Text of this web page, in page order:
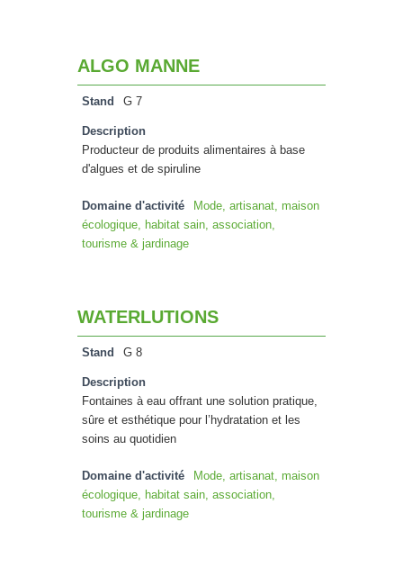
ALGO MANNE
Stand G 7
Description
Producteur de produits alimentaires à base
d'algues et de spiruline
Domaine d'activité
Mode, artisanat, maison
écologique, habitat sain, association,
tourisme & jardinage
WATERLUTIONS
Stand G 8
Description
Fontaines à eau offrant une solution pratique,
sûre et esthétique pour l’hydratation et les
soins au quotidien
Domaine d'activité
Mode, artisanat, maison
écologique, habitat sain, association,
tourisme & jardinage